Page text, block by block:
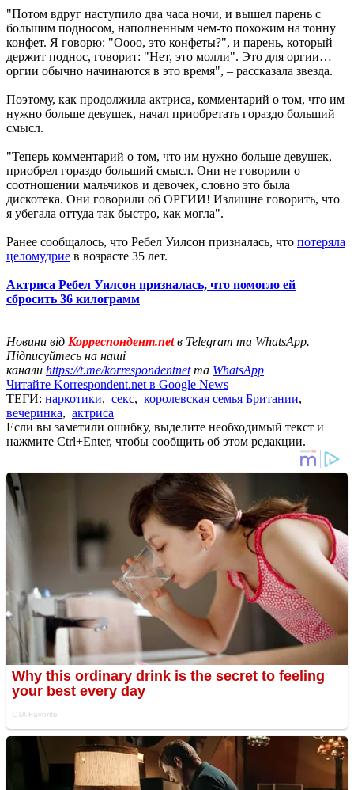
"Потом вдруг наступило два часа ночи, и вышел парень с
большим подносом, наполненным чем-то похожим на тонну
конфет. Я говорю: "Оооо, это конфеты?", и парень, который
держит поднос, говорит: "Нет, это молли". Это для оргии…
оргии обычно начинаются в это время", – рассказала звезда.
Поэтому, как продолжила актриса, комментарий о том, что им
нужно больше девушек, начал приобретать гораздо больший
смысл.
"Теперь комментарий о том, что им нужно больше девушек,
приобрел гораздо больший смысл. Они не говорили о
соотношении мальчиков и девочек, словно это была
дискотека. Они говорили об ОРГИИ! Излишне говорить, что
я убегала оттуда так быстро, как могла".
Ранее сообщалось, что Ребел Уилсон призналась, что потеряла
целомудрие в возрасте 35 лет.
Актриса Ребел Уилсон призналась, что помогло ей
сбросить 36 килограмм
Новини від Корреспондент.netв Telegram та WhatsApp.
Підписуйтесь на наші
канали https://t.me/korrespondentnetта WhatsApp
Читайте Korrespondent.net в Google News
ТЕГИ: наркотики, секс, королевская семья Британии,
вечеринка, актриса
Если вы заметили ошибку, выделите необходимый текст и
нажмите Ctrl+Enter, чтобы сообщить об этом редакции.